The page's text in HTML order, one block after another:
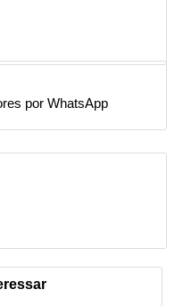
por WhatsApp